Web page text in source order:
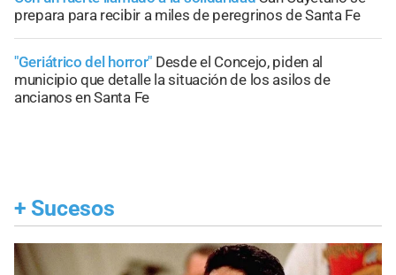
prepara para recibir a miles de peregrinos de Santa Fe
"Geriátrico del horror" Desde el Concejo, piden al
municipio que detalle la situación de los asilos de
ancianos en Santa Fe
+ Sucesos